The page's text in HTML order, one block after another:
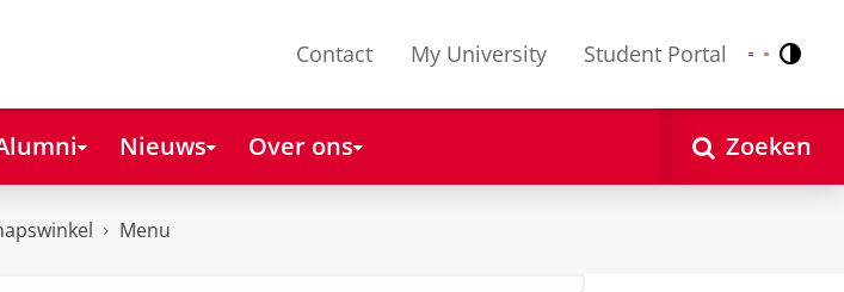
Contact My University Student Portal Nederlands
English
Nieuws Over ons Zoeken
Menu